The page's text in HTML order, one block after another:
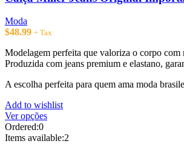
Moda
$48.99 + Tax
Modelagem perfeita que valoriza o corpo
Produzida com jeans premium e elastano,
A escolha perfeita para quem ama moda
Add to wishlist
Ver opçõesEste
tem
Ordered:0
Items available:2